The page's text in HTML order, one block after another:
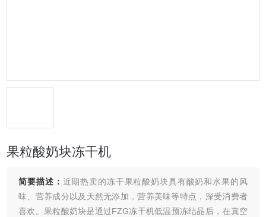
果粒酸奶块冻干机
简要描述： 近期热卖的冻干果粒酸奶块具有酸奶和水果的风
味、营养成分以及天然无添加，营养美味等特点，深受消费者
喜欢。果粒酸奶块是通过FZG冻干机低温预冻结晶后，在真空